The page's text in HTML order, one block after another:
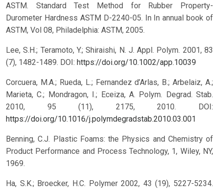
ASTM. Standard Test Method for Rubber Property-
Durometer Hardness ASTM D-2240-05. In In annual book of
ASTM, Vol 08, Philadelphia: ASTM, 2005.
Lee, S.H.; Teramoto, Y.; Shiraishi, N. J. Appl. Polym. 2001, 83
(7), 1482-1489. DOI: https://doi.org/10.1002/app.10039
Corcuera, M.A.; Rueda, L.; Fernandez d’Arlas, B.; Arbelaiz, A.;
Marieta, C.; Mondragon, I.; Eceiza, A. Polym. Degrad. Stab.
2010, 95 (11), 2175, 2010. DOI:
https://doi.org/10.1016/j.polymdegradstab.2010.03.001
Benning, C.J. Plastic Foams: the Physics and Chemistry of
Product Performance and Process Technology, 1, Wiley, NY,
1969.
Ha, S.K.; Broecker, H.C. Polymer 2002, 43 (19), 5227-5234.